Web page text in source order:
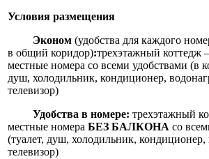
Условия размещения
Эконом (удобства для каждого
в общий коридор):трехэтажный коттедж
местные номера со всеми удобствами (в
душ, холодильник, кондиционер,
телевизор)
Удобства в номере: трехэтажный
местные номера БЕЗ БАЛКОНА со
(туалет, душ, холодильник, кондиционер,
телевизор)